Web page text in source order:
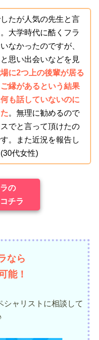
たが人気の先生と言
大学時代に酷くフラ
なかったのですが、
思い出会いなどを見
に2つ上の後輩が居る
縁があるという結果
も話していないのに
。無理に勧めるので
でと言って頂けたの
。また近況を報告し
代女性)
の
チラ
なら
能！
シャリストに相談して